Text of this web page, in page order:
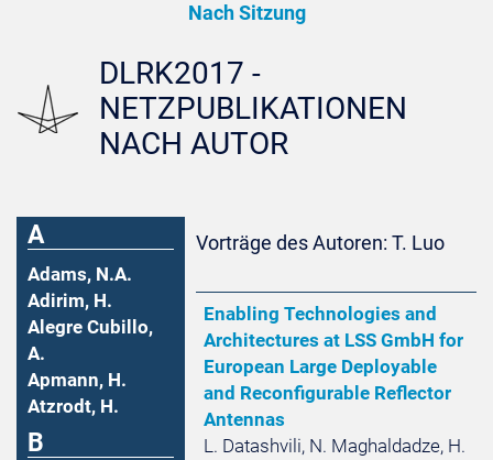
Nach Sitzung
DLRK2017 -
NETZPUBLIKATIONEN
NACH AUTOR
A
Adams, N.A.
Adirim, H.
Alegre Cubillo,
A.
Apmann, H.
Atzrodt, H.
B
Vorträge des Autoren: T. Luo
Enabling Technologies and
Architectures at LSS GmbH for
European Large Deployable
and Reconfigurable Reflector
Antennas
L. Datashvili, N. Maghaldadze, H.